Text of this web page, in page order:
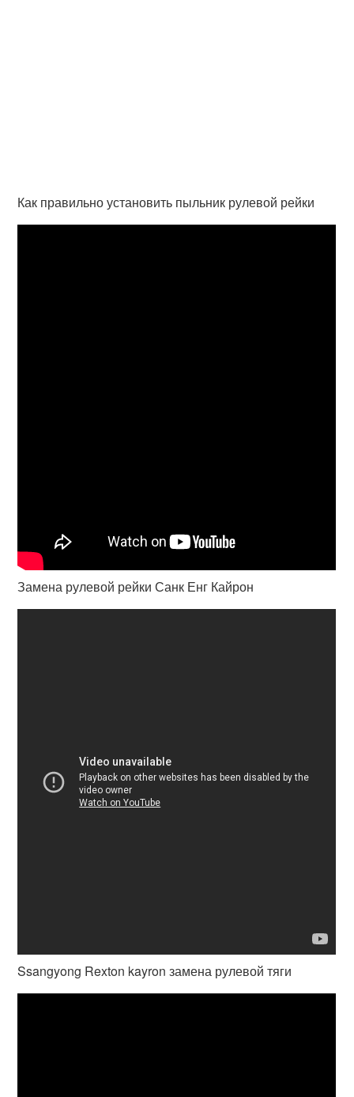
Как правильно установить пыльник рулевой рейки
Замена рулевой рейки Санк Енг Кайрон
Ssangyong Rexton kayron замена рулевой тяги